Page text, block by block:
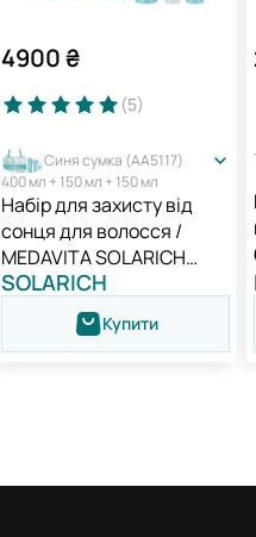
4900₴
(5)
Синя сумка (AA5117)
400 мл + 150 мл + 150 мл
Набір для захисту від
сонця для волосся /
MEDAVITA SOLARICH
NEW
SOLARICH
Купити